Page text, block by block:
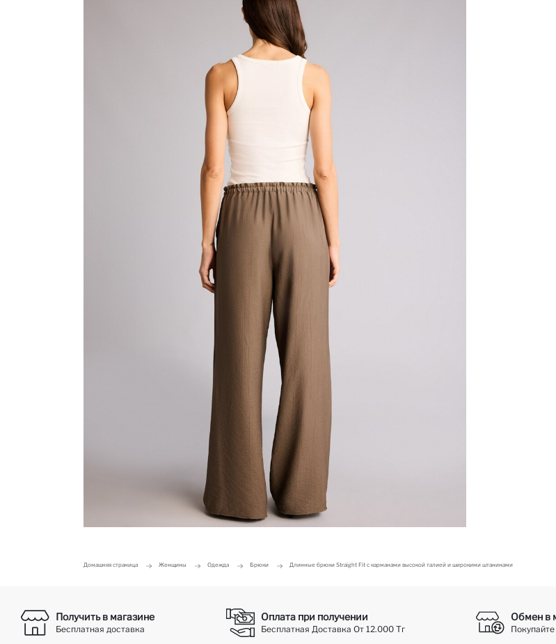
Домашняя страница Женщины Одежда Брюки Длинные брюки Straight Fit с карманами высокой талией и широкими штанинами
Получить в магазине
Бесплатная доставка
Оплата при получении
Бесплатная Доставка От 12.000 Тг
Обмен в